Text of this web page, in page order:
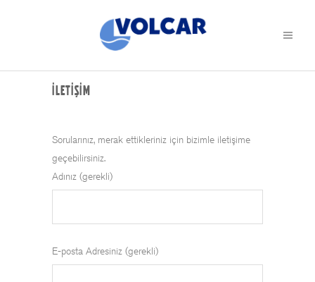
İLETIŞIM
Sorularınız, merak ettikleriniz için bizimle iletişime
geçebilirsiniz.
Adınız (gerekli)
E-posta Adresiniz (gerekli)